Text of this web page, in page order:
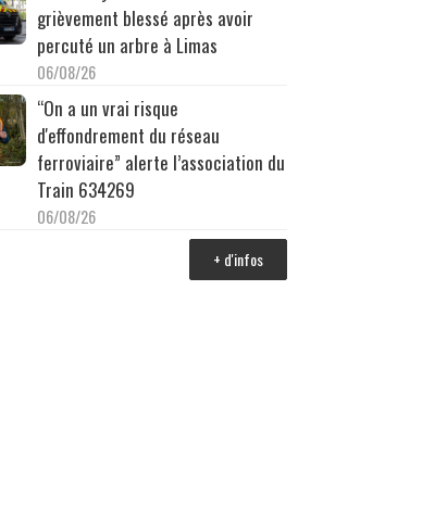
grièvement blessé après avoir
percuté un arbre à Limas
06/08/26
“On a un vrai risque
d'effondrement du réseau
ferroviaire” alerte l’association du
Train 634269
06/08/26
+ d'infos